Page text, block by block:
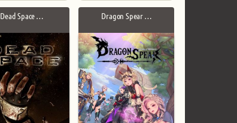
Dead Space … Dragon Spear …